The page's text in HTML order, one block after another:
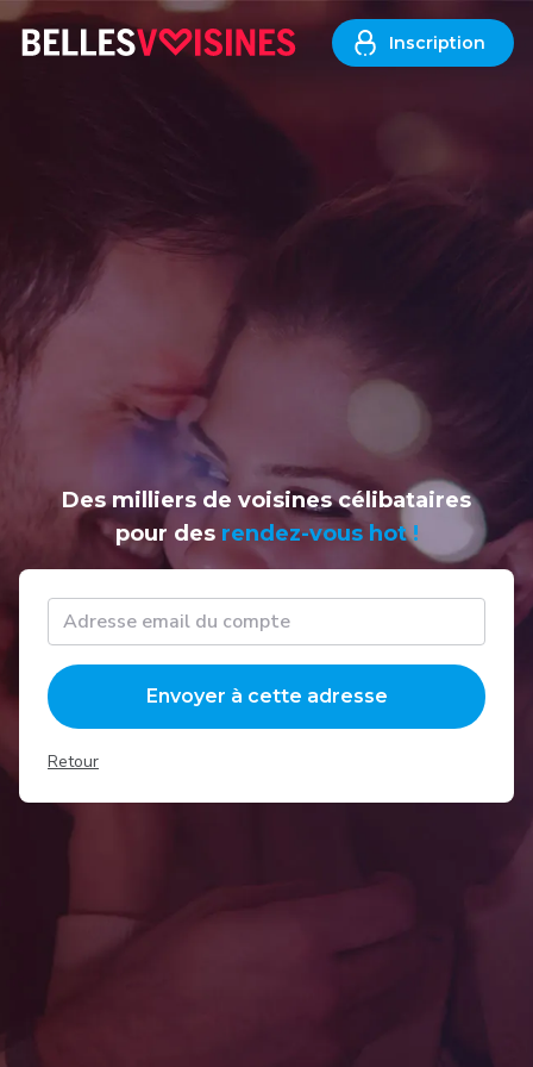
Inscription
Des milliers de voisines célibataires
pour des rendez-vous hot !
Envoyer à cette adresse
Retour